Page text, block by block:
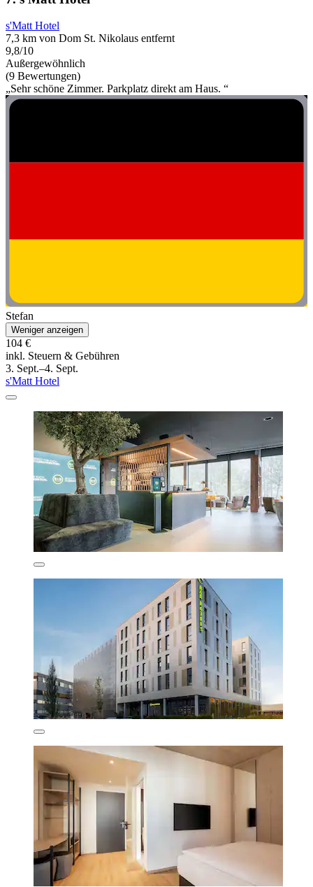
s'Matt Hotel
7,3 km von Dom St. Nikolaus entfernt
9,8/10
Außergewöhnlich
(9 Bewertungen)
„Sehr schöne Zimmer. Parkplatz direkt am Haus. “
Stefan
Weniger anzeigen
104 €
inkl. Steuern & Gebühren
3. Sept.–4. Sept.
s'Matt Hotel